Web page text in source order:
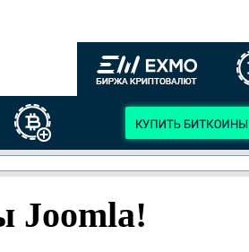
Joomla!